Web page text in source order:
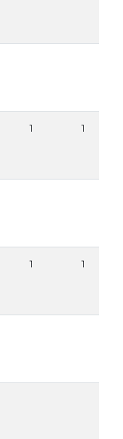
1 1
1 1